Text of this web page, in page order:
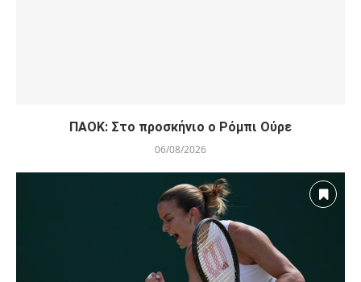
ΠΑΟΚ: Στο προσκήνιο ο Ρόμπι Ούρε
06/08/2026